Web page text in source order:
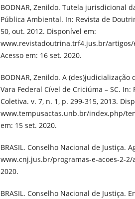
BODNAR, Zenildo. Tutela jurisdicional
Pública Ambiental. In: Revista de
50, out. 2012. Disponível em:
www.revistadoutrina.trf4.jus.br/artigos/
Acesso em: 16 set. 2020.
BODNAR, Zenildo. A
Vara Federal Cível de Criciúma – SC.
Coletiva. v. 7, n. 1, p. 299-315, 2013.
www.tempusactas.unb.br/index.php/
em: 15 set. 2020.
BRASIL. Conselho Nacional de Justiça.
www.cnj.jus.br/programas-e-acoes-2-2/
2020.
BRASIL. Conselho Nacional de Justiça.